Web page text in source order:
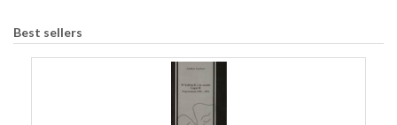
Best sellers